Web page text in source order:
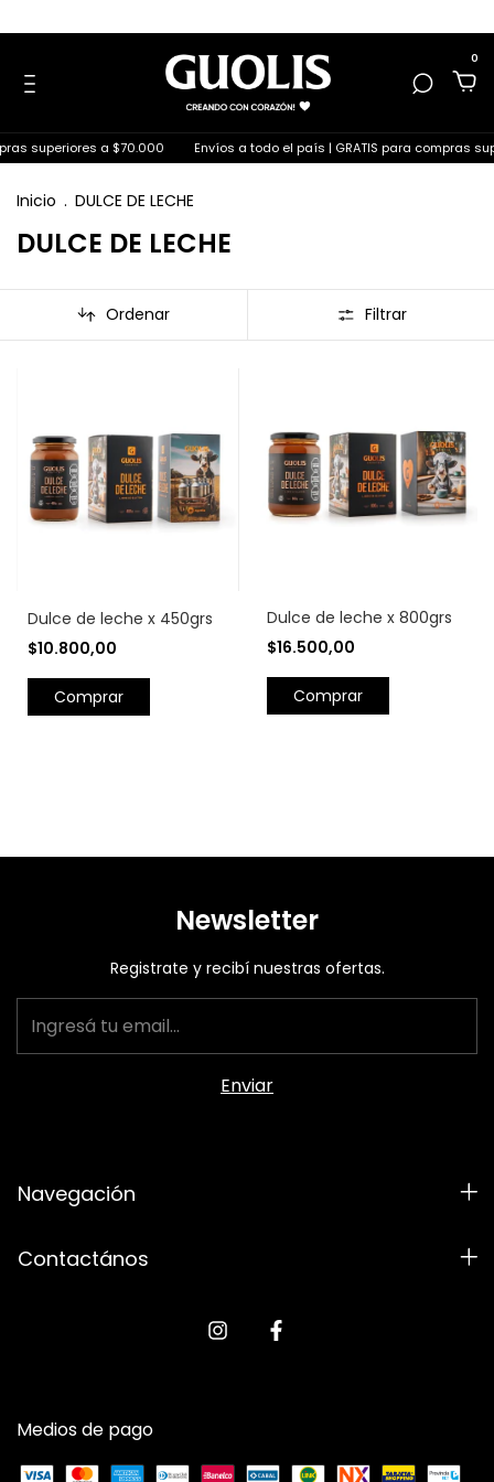
0
superiores a $70.000 Envíos a todo el país | GRATIS para compras
Inicio . DULCE DE LECHE
DULCE DE LECHE
Ordenar Filtrar
Dulce de leche x 450grs
$10.800,00
Dulce de leche x 800grs
$16.500,00
Newsletter
Registrate y recibí nuestras ofertas.
Navegación
Contactános
Medios de pago